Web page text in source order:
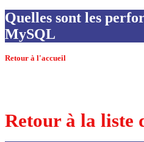
Quelles sont les
MySQL
Retour à l'accueil
Retour à la liste